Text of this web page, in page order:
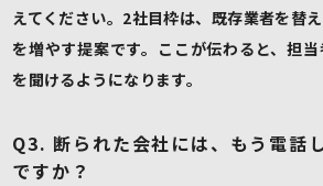
えてください。2社目枠は、既存業者を替
を増やす提案です。ここが伝わると、担
を聞けるようになります。
Q3. 断られた会社には、もう電話
ですか？